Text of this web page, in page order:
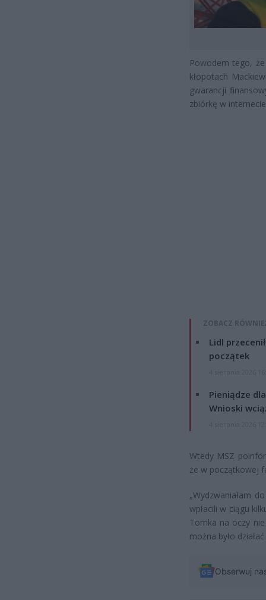
Powodem tego,
kłopotach
gwarancji
zbiórkę w
ZOBACZ
Lidl
początek
Pieniądze
Wnioski
Wtedy MSZ
że w początkowej
„Wydzwaniałam
wpłacili w ciągu
Tomka na oczy
można było
Obserwuj